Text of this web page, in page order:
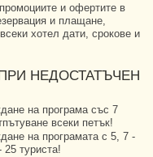
и офертите в
и плащане,
хотел дати, срокове и
НЕДОСТАТЪЧЕН
на програма със 7
всеки петък!
на програмата с 5, 7 -
туриста!